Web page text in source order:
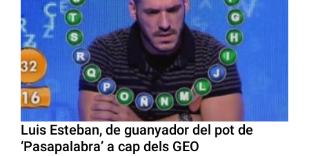
Luis Esteban, de guanyador del pot de
‘Pasapalabra’ a cap dels GEO